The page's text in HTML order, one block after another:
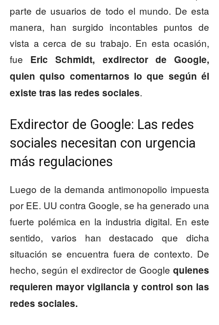
parte de usuarios de todo el mundo. De esta
manera, han surgido incontables puntos de
vista a cerca de su trabajo. En esta ocasión,
fue Eric Schmidt, exdirector de Google,
quien quiso comentarnos lo que según él
existe tras las redes sociales.
Exdirector de Google: Las redes
sociales necesitan con urgencia
más regulaciones
Luego de la demanda antimonopolio impuesta
por EE. UU contra Google, se ha generado una
fuerte polémica en la industria digital. En este
sentido, varios han destacado que dicha
situación se encuentra fuera de contexto. De
hecho, según el exdirector de Google quienes
requieren mayor vigilancia y control son las
redes sociales.